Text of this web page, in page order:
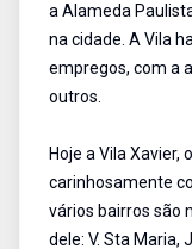
a Alameda
na cidade. A Vila
empregos, com a
outros.
Hoje a Vila Xavier,
carinhosamente
vários bairros são
dele: V. Sta Maria,